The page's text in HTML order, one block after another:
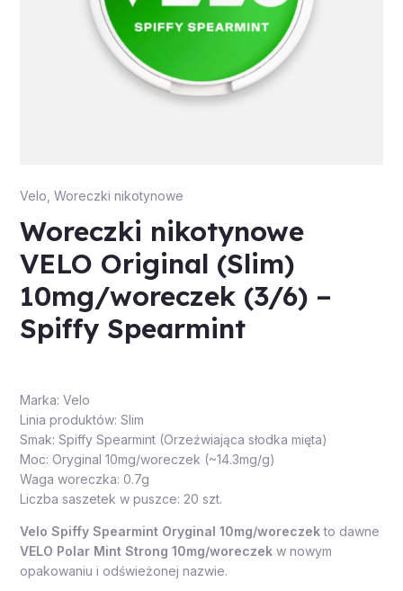
Velo Woreczki nikotynowe
Woreczki nikotynowe
VELO Original (Slim)
10mg/woreczek (3/6) –
Spiffy Spearmint
Marka: Velo
Linia produktów: Slim
Smak: Spiffy Spearmint (Orzeźwiająca słodka mięta)
Moc: Oryginal 10mg/woreczek (~14.3mg/g)
Waga woreczka: 0.7g
Liczba saszetek w puszce: 20 szt.
Velo Spiffy Spearmint Oryginal 10mg/woreczekto dawne
VELO Polar Mint Strong 10mg/woreczekw nowym
opakowaniu i odświeżonej nazwie.